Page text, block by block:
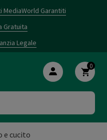
Garantiti
Gratuita
Legale
0
e cucito